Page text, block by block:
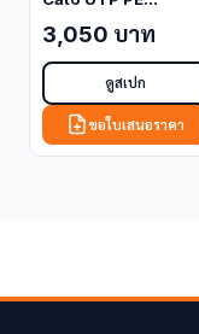
Wire Black 100M
US-9106MD-1 (LAN
3,050 บาท
ดูสเปก
ขอใบเสนอราคา